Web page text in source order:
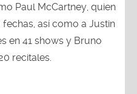
Paul McCartney, quien
así como a Justin
en 41 shows y Bruno
recitales.